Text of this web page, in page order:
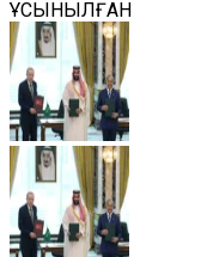
ҰСЫНЫЛҒАН